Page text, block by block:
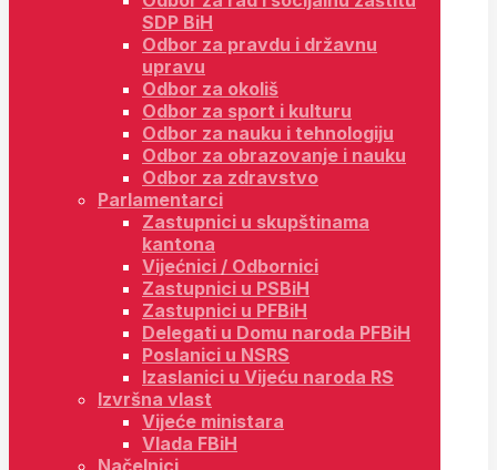
SDP BiH
Odbor za pravdu i državnu
upravu
Odbor za okoliš
Odbor za sport i kulturu
Odbor za nauku i tehnologiju
Odbor za obrazovanje i nauku
Odbor za zdravstvo
Parlamentarci
Zastupnici u skupštinama
kantona
Vijećnici / Odbornici
Zastupnici u PSBiH
Zastupnici u PFBiH
Delegati u Domu naroda PFBiH
Poslanici u NSRS
Izaslanici u Vijeću naroda RS
Izvršna vlast
Vijeće ministara
Vlada FBiH
Načelnici